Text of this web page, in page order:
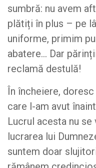
sumbră: nu avem
plătiți în plus – pe
uniforme, primim
abatere… Dar
reclamă destulă!
În încheiere,
care l-am avut
Lucrul acesta nu
lucrarea lui
suntem doar